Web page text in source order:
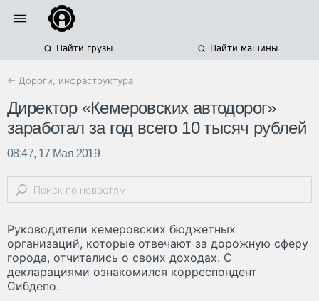
Найти грузы Найти машины
← Дороги, инфраструктура
Директор «Кемеровских автодорог»
заработал за год всего 10 тысяч рублей
08:47, 17 Мая 2019
Руководители кемеровских бюджетных
организаций, которые отвечают за дорожную сферу
города, отчитались о своих доходах. С
декларациями ознакомился корреспондент
Сибдепо.